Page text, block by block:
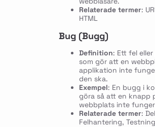
Relaterade termer:
HTML
Bug (Bugg)
Definition: Ett fel
som gör att en
applikation inte
den ska.
Exempel: En bugg i
göra så att en knapp
webbplats inte
Relaterade termer:
Felhantering, Testning